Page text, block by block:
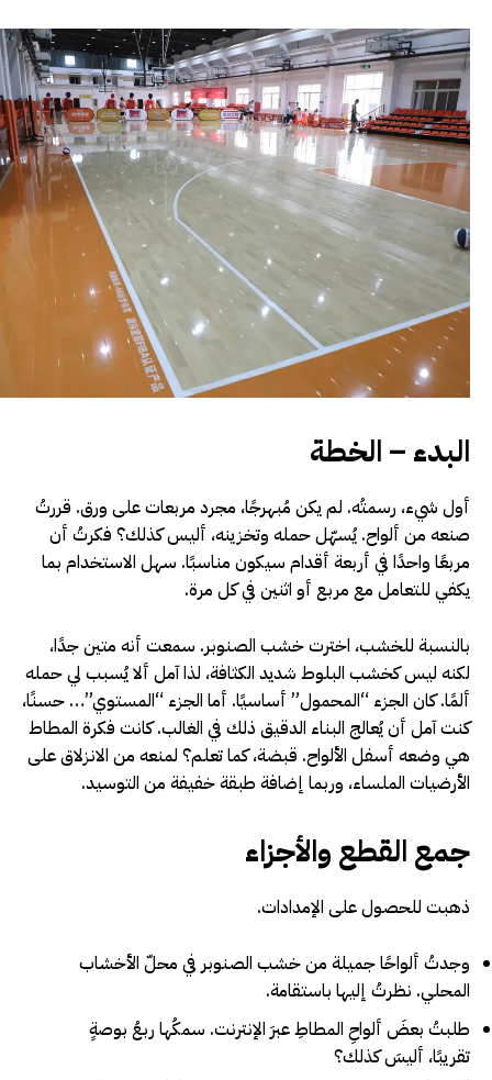
البدء – الخطة
أول شيء، رسمتُه. لم يكن مُبهرجًا، مجرد مربعات على ورق. قررتُ
صنعه من ألواح. يُسهّل حمله وتخزينه، أليس كذلك؟ فكرتُ أن
مربعًا واحدًا في أربعة أقدام سيكون مناسبًا. سهل الاستخدام بما
يكفي للتعامل مع مربع أو اثنين في كل مرة.
بالنسبة للخشب، اخترت خشب الصنوبر. سمعت أنه متين جدًا،
لكنه ليس كخشب البلوط شديد الكثافة، لذا آمل ألا يُسبب لي حمله
ألمًا. كان الجزء “المحمول” أساسيًا. أما الجزء “المستوي”… حسنًا،
كنت آمل أن يُعالج البناء الدقيق ذلك في الغالب. كانت فكرة المطاط
هي وضعه أسفل الألواح. قبضة، كما تعلم؟ لمنعه من الانزلاق على
الأرضيات الملساء، وربما إضافة طبقة خفيفة من التوسيد.
جمع القطع والأجزاء
ذهبت للحصول على الإمدادات.
وجدتُ ألواحًا جميلة من خشب الصنوبر في محلّ الأخشاب
المحلي. نظرتُ إليها باستقامة.
طلبتُ بعضَ ألواحِ المطاطِ عبرَ الإنترنت. سمكُها ربعُ بوصةٍ
تقريبًا، أليسَ كذلك؟